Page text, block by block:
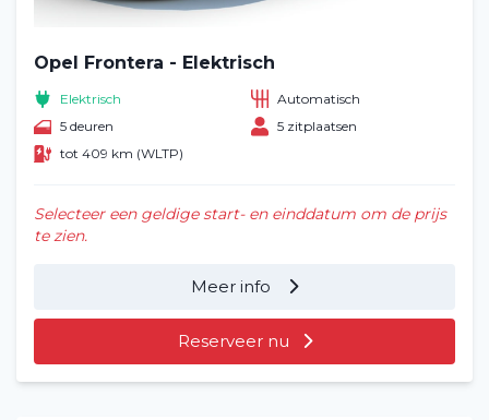
Opel Frontera - Elektrisch
Elektrisch
Automatisch
5 deuren
5 zitplaatsen
tot 409 km (WLTP)
Selecteer een geldige start- en einddatum om de prijs
te zien.
Meer info
Reserveer nu